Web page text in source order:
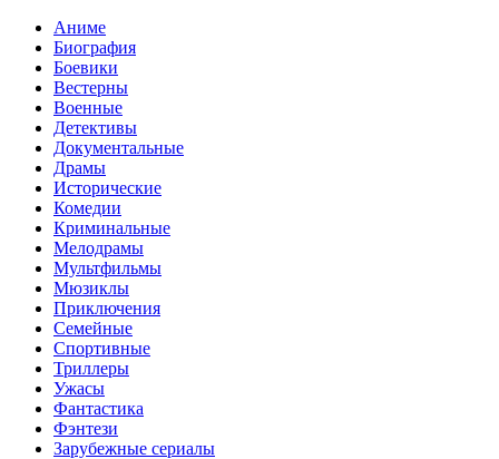
Аниме
Биография
Боевики
Вестерны
Военные
Детективы
Документальные
Драмы
Исторические
Комедии
Криминальные
Мелодрамы
Мультфильмы
Мюзиклы
Приключения
Семейные
Спортивные
Триллеры
Ужасы
Фантастика
Фэнтези
Зарубежные сериалы